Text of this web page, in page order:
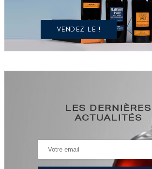
VENDEZ LE !
LES DERNIÈRES
ACTUALITÉS